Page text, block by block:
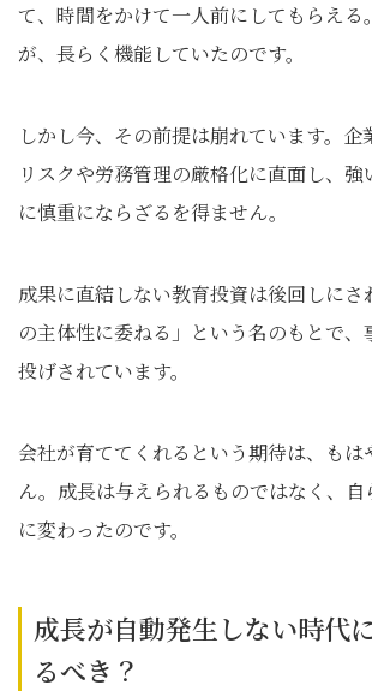
て、時間をかけて一人前にしてもらえる
が、長らく機能していたのです。
しかし今、その前提は崩れています。企
リスクや労務管理の厳格化に直面し、
に慎重にならざるを得ません。
成果に直結しない教育投資は後回しに
の主体性に委ねる」という名のもとで
投げされています。
会社が育ててくれるという期待は、もは
ん。成長は与えられるものではなく、
に変わったのです。
成長が自動発生しない時代
るべき？